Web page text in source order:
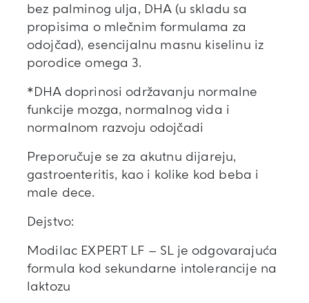
bez palminog ulja, DHA (u skladu sa
propisima o mlečnim formulama za
odojčad), esencijalnu masnu kiselinu iz
porodice omega 3.
*DHA doprinosi održavanju normalne
funkcije mozga, normalnog vida i
normalnom razvoju odojčadi
Preporučuje se za akutnu dijareju,
gastroenteritis, kao i kolike kod beba i
male dece.
Dejstvo:
Modilac EXPERT LF – SL je odgovarajuća
formula kod sekundarne intolerancije na
laktozu